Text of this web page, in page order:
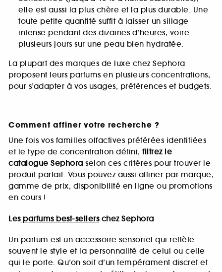
elle est aussi la plus chère et la plus durable. Une
toute petite quantité suffit à laisser un sillage
intense pendant des dizaines d’heures, voire
plusieurs jours sur une peau bien hydratée.
La plupart des marques de luxe chez Sephora
proposent leurs parfums en plusieurs concentrations,
pour s’adapter à vos usages, préférences et budgets.
Comment affiner votre recherche ?
Une fois vos familles olfactives préférées identifiées
et le type de concentration défini, filtrez le
catalogue Sephora selon ces critères pour trouver le
produit parfait. Vous pouvez aussi affiner par marque,
gamme de prix, disponibilité en ligne ou promotions
en cours !
Lesparfums best-sellerschez Sephora
Un parfum est un accessoire sensoriel qui reflète
souvent le style et la personnalité de celui ou celle
qui le porte. Qu’on soit d’un tempérament discret et